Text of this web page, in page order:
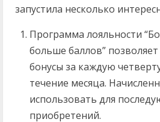
запустила несколько
Программа лояльности
больше баллов”
бонусы за каждую
течение месяца.
использовать для
приобретений.